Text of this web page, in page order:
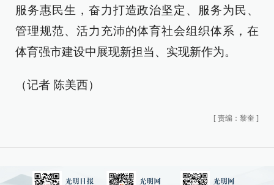
服务惠民生，奋力打造政治坚定、服务为民、
管理规范、活力充沛的体育社会组织体系，在
体育强市建设中展现新担当、实现新作为。
（记者 陈美西）
[ 责编：黎奎 ]